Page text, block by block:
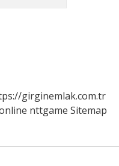
girginemlak.com.tr
nttgame Sitemap